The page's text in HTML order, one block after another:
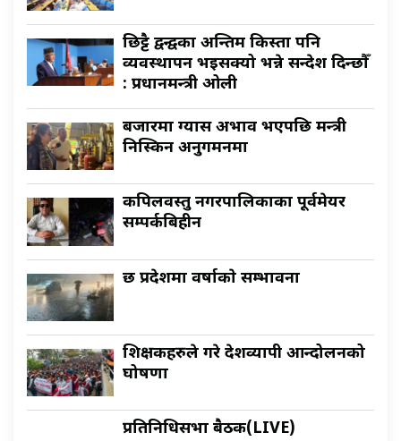
छिट्टै द्वन्द्वका अन्तिम किस्ता पनि
व्यवस्थापन भइसक्यो भन्ने सन्देश दिन्छौँ
: प्रधानमन्त्री ओली
बजारमा ग्यास अभाव भएपछि मन्त्री
निस्किन अनुगमनमा
कपिलवस्तु नगरपालिकाका पूर्वमेयर
सम्पर्कबिहीन
छ प्रदेशमा वर्षाकाे सम्भावना
शिक्षकहरुले गरे देशव्यापी आन्दोलनको
घोषणा
प्रतिनिधिसभा बैठक(LIVE)